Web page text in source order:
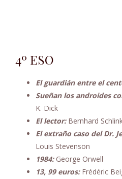
4º ESO
El guardián entre el
Sueñan los androides
K. Dick
El lector: Bernhard
El extraño caso del Dr.
Louis Stevenson
1984: George Orwell
13, 99 euros: Frédéric